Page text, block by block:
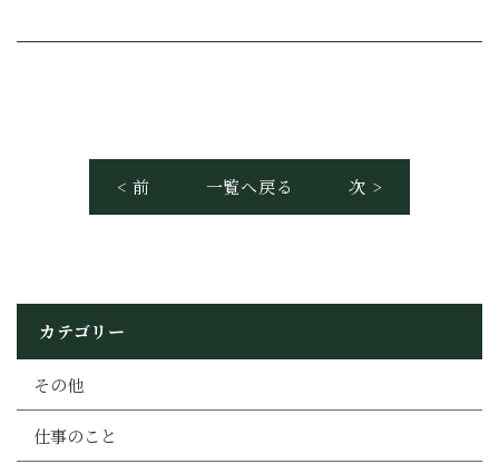
< 前 一覧へ戻る 次 >
カテゴリー
その他
仕事のこと